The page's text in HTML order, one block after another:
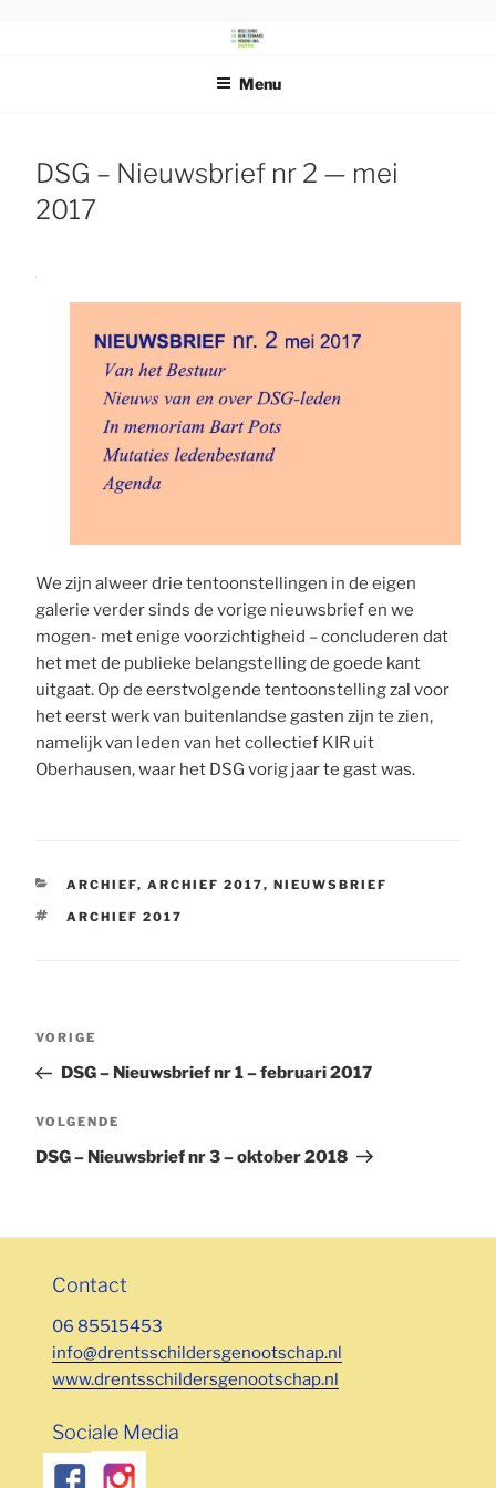
SCHILDERSGENOOTSCHAP
Beeldende Kunstenaars Vereniging Drenthe
Menu
DSG – Nieuwsbrief nr 2 — mei
2017
We zijn alweer drie tentoonstellingen in de eigen
galerie verder sinds de vorige nieuwsbrief en we
mogen- met enige voorzichtigheid – concluderen dat
het met de publieke belangstelling de goede kant
uitgaat. Op de eerstvolgende tentoonstelling zal voor
het eerst werk van buitenlandse gasten zijn te zien,
namelijk van leden van het collectief KIR uit
Oberhausen, waar het DSG vorig jaar te gast was.
CATEGORIEËN
ARCHIEF, ARCHIEF 2017, NIEUWSBRIEF
TAGS
ARCHIEF 2017
Bericht
Vorig
bericht
VORIGE
DSG – Nieuwsbrief nr 1 – februari 2017
Volgend
bericht
VOLGENDE
DSG – Nieuwsbrief nr 3 – oktober 2018
Contact
06 85515453
info@drentsschildersgenootschap.nl
www.drentsschildersgenootschap.nl
Sociale Media